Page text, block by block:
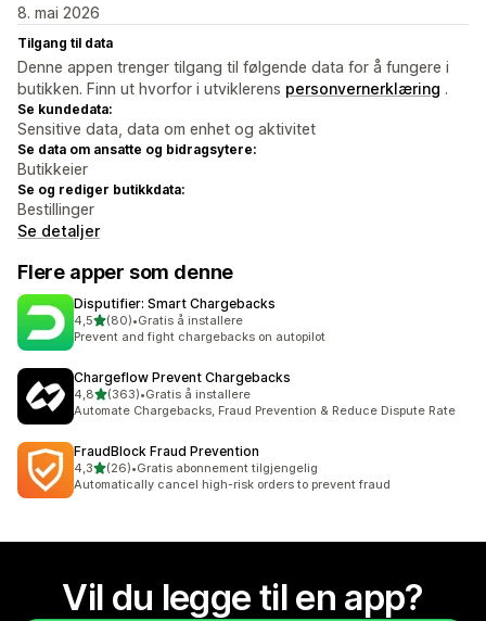
8. mai 2026
Tilgang til data
Denne appen trenger tilgang til følgende data for å fungere i
butikken. Finn ut hvorfor i utviklerens personvernerklæring .
Se kundedata:
Sensitive data, data om enhet og aktivitet
Se data om ansatte og bidragsytere:
Butikkeier
Se og rediger butikkdata:
Bestillinger
Se detaljer
Flere apper som denne
Disputifier: Smart Chargebacks
4,5av 5 stjerner
(80)
Totalt 80 omtaler
•Gratis å installere
Prevent and fight chargebacks on autopilot
Chargeflow Prevent Chargebacks
4,8av 5 stjerner
(363)
Totalt 363 omtaler
•Gratis å installere
Automate Chargebacks, Fraud Prevention & Reduce Dispute Rate
FraudBlock Fraud Prevention
4,3av 5 stjerner
(26)
Totalt 26 omtaler
•Gratis abonnement tilgjengelig
Automatically cancel high-risk orders to prevent fraud
Vil du legge til en app?